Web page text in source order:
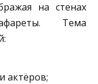
на стенах
Тема
актёров;